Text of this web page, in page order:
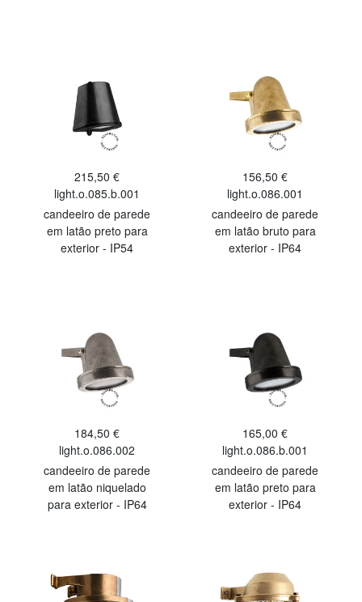
215,50 €
light.o.085.b.001
candeeiro de parede
em latão preto para
exterior - IP54
156,50 €
light.o.086.001
candeeiro de parede
em latão bruto para
exterior - IP64
184,50 €
light.o.086.002
candeeiro de parede
em latão niquelado
para exterior - IP64
165,00 €
light.o.086.b.001
candeeiro de parede
em latão preto para
exterior - IP64